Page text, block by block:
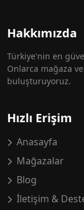
Hakkımızda
Türkiye'nin en
Onlarca mağaza
buluşturuyoruz.
Hızlı Erişim
Anasayfa
Mağazalar
Blog
İletişim &